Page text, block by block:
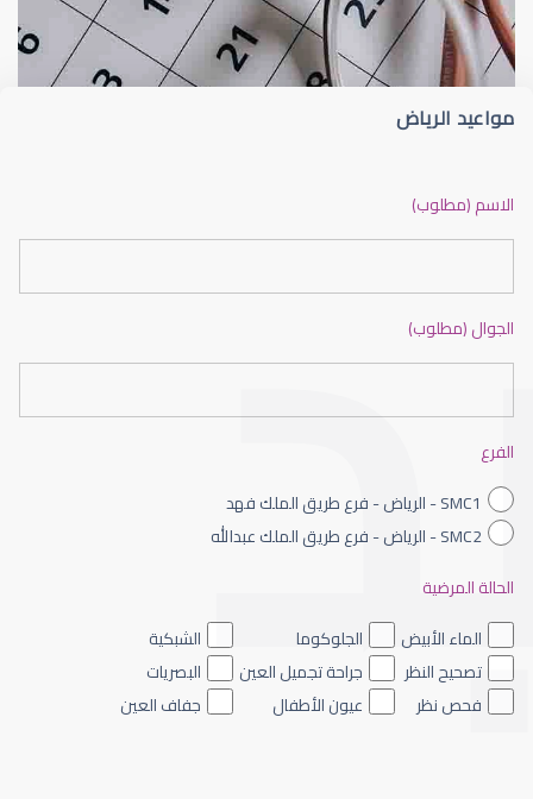
طبيب عيون شمال الرياض
طبيب عيون الرياض
مواعيد الرياض
الاسم (مطلوب)
الجوال (مطلوب)
الفرع
SMC1 - الرياض - فرع طريق الملك فهد
SMC2 - الرياض - فرع طريق الملك عبدالله
الحالة المرضية
الماء الأبيض
الجلوكوما
الشبكية
تصحيح النظر
جراحة تجميل العين
البصريات
فحص نظر
عيون الأطفال جفاف العين